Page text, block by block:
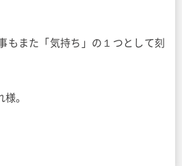
もまた「気持ち」の１つとして刻
。